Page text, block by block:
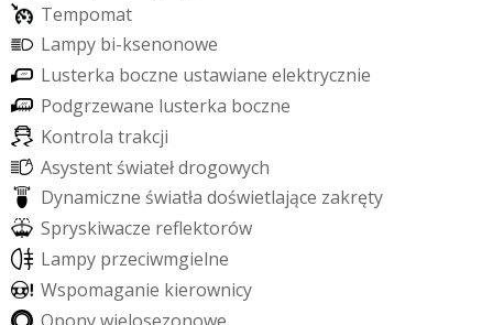
Tempomat
Lampy bi-ksenonowe
Lusterka boczne ustawiane elektrycznie
Podgrzewane lusterka boczne
Kontrola trakcji
Asystent światełdrogowych
Dynamiczne światła doświetlające zakręty
Spryskiwacze refektorów
Lampy przeciwmgielne
Wspomaganie kierownicy
Oponywielosezonowe